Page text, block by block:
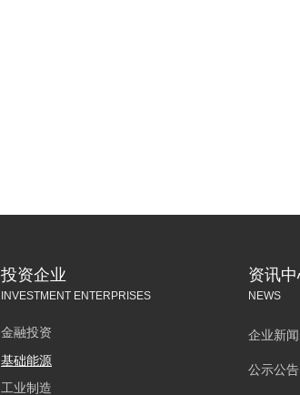
投资企业
INVESTMENT ENTERPRISES
金融投资
基础能源
工业制造
资讯
NEWS
企业新闻
公示公告